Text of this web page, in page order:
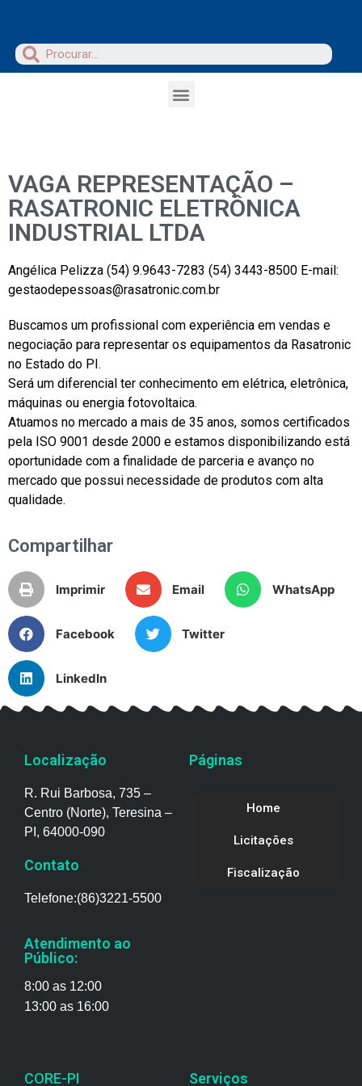
VAGA REPRESENTAÇÃO –
RASATRONIC ELETRÔNICA
INDUSTRIAL LTDA
Angélica Pelizza (54) 9.9643-7283 (54) 3443-8500 E-mail:
gestaodepessoas@rasatronic.com.br
Buscamos um profissional com experiência em vendas e
negociação para representar os equipamentos da Rasatronic
no Estado do PI.
Será um diferencial ter conhecimento em elétrica, eletrônica,
máquinas ou energia fotovoltaica.
Atuamos no mercado a mais de 35 anos, somos certificados
pela ISO 9001 desde 2000 e estamos disponibilizando está
oportunidade com a finalidade de parceria e avanço no
mercado que possui necessidade de produtos com alta
qualidade.
Compartilhar
Imprimir Email WhatsApp
Facebook Twitter
LinkedIn
Localização
R. Rui Barbosa, 735 –
Centro (Norte), Teresina –
PI, 64000-090
Contato
Telefone:(86)3221-5500
Atendimento ao
Público:
8:00 as 12:00
13:00 as 16:00
Páginas
Home
Licitações
Fiscalização
CORE-PI Serviços